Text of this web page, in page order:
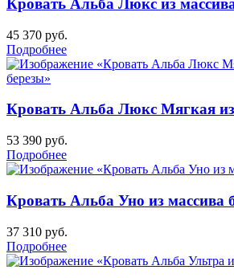
Кровать Альба Люкс из
45 370 руб.
Подробнее
Кровать Альба Люкс Мягкая из
53 390 руб.
Подробнее
Кровать Альба Уно из массива
37 310 руб.
Подробнее